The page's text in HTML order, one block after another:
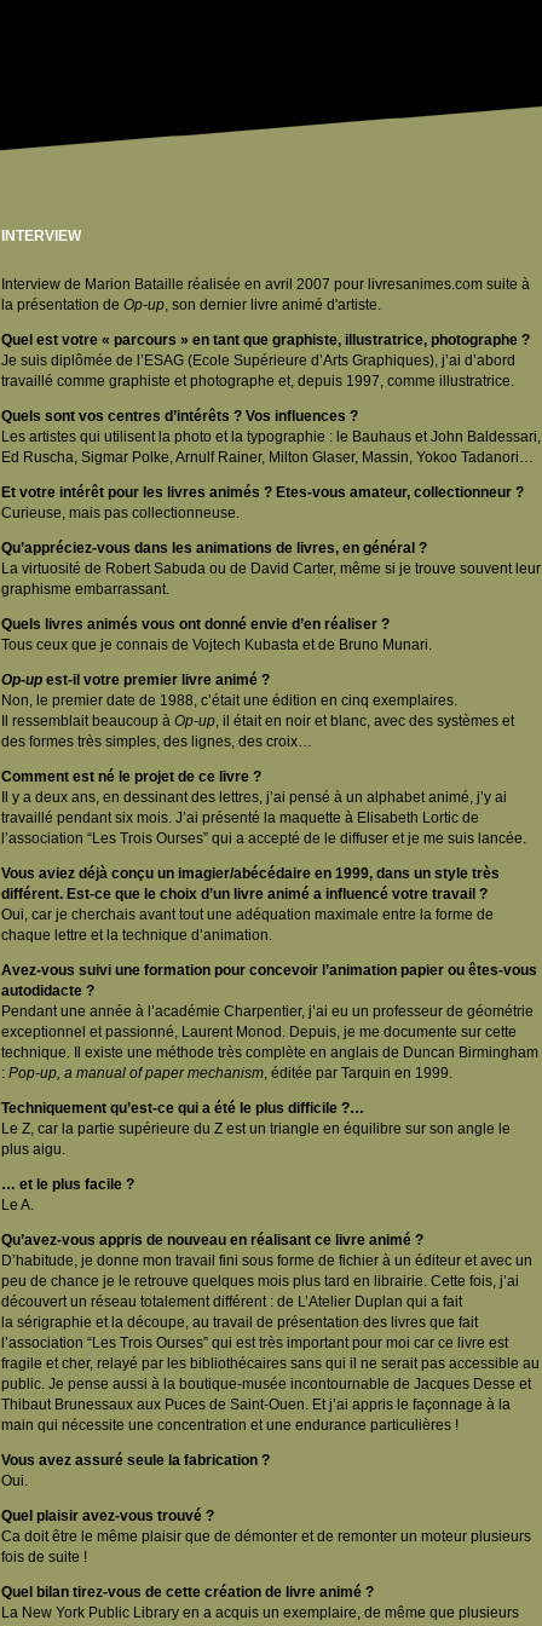
INTERVIEW
Interview de Marion Bataille réalisée en avril 2007 pour livresanimes.com suite à
la présentation de Op-up, son dernier livre animé d'artiste.
Quel est votre « parcours » en tant que graphiste, illustratrice, photographe ?
Je suis diplômée de l’ESAG (Ecole Supérieure d’Arts Graphiques), j’ai d’abord
travaillé comme graphiste et photographe et, depuis 1997, comme illustratrice.
Quels sont vos centres d’intérêts ? Vos influences ?
Les artistes qui utilisent la photo et la typographie : le Bauhaus et John Baldessari,
Ed Ruscha, Sigmar Polke, Arnulf Rainer, Milton Glaser, Massin, Yokoo Tadanori…
Et votre intérêt pour les livres animés ? Etes-vous amateur, collectionneur ?
Curieuse, mais pas collectionneuse.
Qu’appréciez-vous dans les animations de livres, en général ?
La virtuosité de Robert Sabuda ou de David Carter, même si je trouve souvent leur
graphisme embarrassant.
Quels livres animés vous ont donné envie d’en réaliser ?
Tous ceux que je connais de Vojtech Kubasta et de Bruno Munari.
Op-up est-il votre premier livre animé ?
Non, le premier date de 1988, c’était une édition en cinq exemplaires.
Il ressemblait beaucoup à Op-up, il était en noir et blanc, avec des systèmes et
des formes très simples, des lignes, des croix…
Comment est né le projet de ce livre ?
Il y a deux ans, en dessinant des lettres, j’ai pensé à un alphabet animé, j’y ai
travaillé pendant six mois. J’ai présenté la maquette à Elisabeth Lortic de
l’association “Les Trois Ourses” qui a accepté de le diffuser et je me suis lancée.
Vous aviez déjà conçu un imagier/abécédaire en 1999, dans un style très
différent. Est-ce que le choix d’un livre animé a influencé votre travail ?
Oui, car je cherchais avant tout une adéquation maximale entre la forme de
chaque lettre et la technique d’animation.
Avez-vous suivi une formation pour concevoir l’animation papier ou êtes-vous
autodidacte ?
Pendant une année à l’académie Charpentier, j’ai eu un professeur de géométrie
exceptionnel et passionné, Laurent Monod. Depuis, je me documente sur cette
technique. Il existe une méthode très complète en anglais de Duncan Birmingham
: Pop-up, a manual of paper mechanism, éditée par Tarquin en 1999.
Techniquement qu’est-ce qui a été le plus difficile ?…
Le Z, car la partie supérieure du Z est un triangle en équilibre sur son angle le
plus aigu.
… et le plus facile ?
Le A.
Qu’avez-vous appris de nouveau en réalisant ce livre animé ?
D’habitude, je donne mon travail fini sous forme de fichier à un éditeur et avec un
peu de chance je le retrouve quelques mois plus tard en librairie. Cette fois, j’ai
découvert un réseau totalement différent : de L’Atelier Duplan qui a fait
la sérigraphie et la découpe, au travail de présentation des livres que fait
l’association “Les Trois Ourses” qui est très important pour moi car ce livre est
fragile et cher, relayé par les bibliothécaires sans qui il ne serait pas accessible au
public. Je pense aussi à la boutique-musée incontournable de Jacques Desse et
Thibaut Brunessaux aux Puces de Saint-Ouen. Et j’ai appris le façonnage à la
main qui nécessite une concentration et une endurance particulières !
Vous avez assuré seule la fabrication ?
Oui.
Quel plaisir avez-vous trouvé ?
Ca doit être le même plaisir que de démonter et de remonter un moteur plusieurs
fois de suite !
Quel bilan tirez-vous de cette création de livre animé ?
La New York Public Library en a acquis un exemplaire, de même que plusieurs